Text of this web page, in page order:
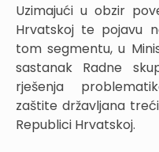
Uzimajući u obzir
Hrvatskoj te pojavu
tom segmentu, u
sastanak Radne
rješenja
zaštite državljana
Republici Hrvatskoj.